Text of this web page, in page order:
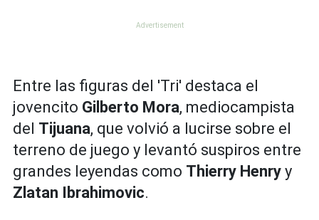
Entre las figuras del 'Tri' destaca el
jovencito Gilberto Mora, mediocampista
del Tijuana, que volvió a lucirse sobre el
terreno de juego y levantó suspiros entre
grandes leyendas como Thierry Henry y
Zlatan Ibrahimovic.